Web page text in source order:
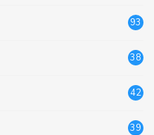
93
38
42
39